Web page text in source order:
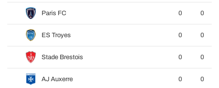
Paris FC 0 0
ES Troyes 0 0
Stade Brestois 0 0
AJ Auxerre 0 0